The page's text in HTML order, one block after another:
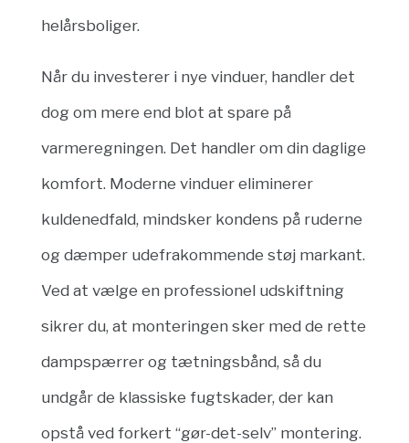
helårsboliger.
Når du investerer i nye vinduer, handler det
dog om mere end blot at spare på
varmeregningen. Det handler om din daglige
komfort. Moderne vinduer eliminerer
kuldenedfald, mindsker kondens på ruderne
og dæmper udefrakommende støj markant.
Ved at vælge en professionel udskiftning
sikrer du, at monteringen sker med de rette
dampspærrer og tætningsbånd, så du
undgår de klassiske fugtskader, der kan
opstå ved forkert “gør-det-selv” montering.